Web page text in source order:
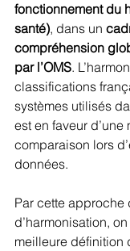
fonctionnement du
santé), dans un
compréhension
par l’OMS.
classifications
systèmes utilisés
est en faveur d’une
comparaison lors
données.
Par cette
d’harmonisation,
meilleure définition